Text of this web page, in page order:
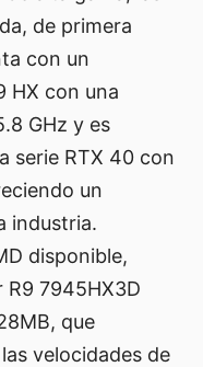
de primera
con un
HX con una
GHz y es
serie RTX 40 con
un
industria.
disponible,
R9 7945HX3D
que
velocidades de